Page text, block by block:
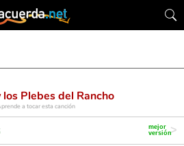
Plebes del Rancho
a tocar esta canción